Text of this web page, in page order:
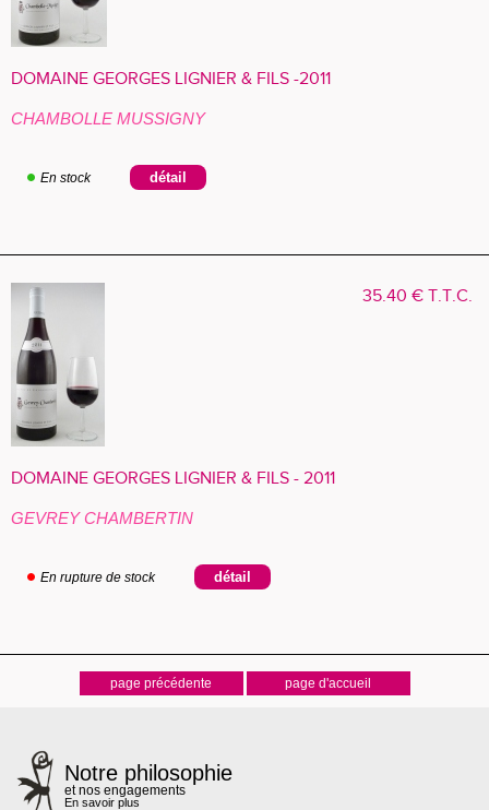
DOMAINE GEORGES LIGNIER & FILS -2011
CHAMBOLLE MUSSIGNY
En stock
DOMAINE GEORGES LIGNIER & FILS - 2011
GEVREY CHAMBERTIN
35.40 € T.T.C.
En rupture de stock
Notre philosophie
et nos engagements
En savoir plus